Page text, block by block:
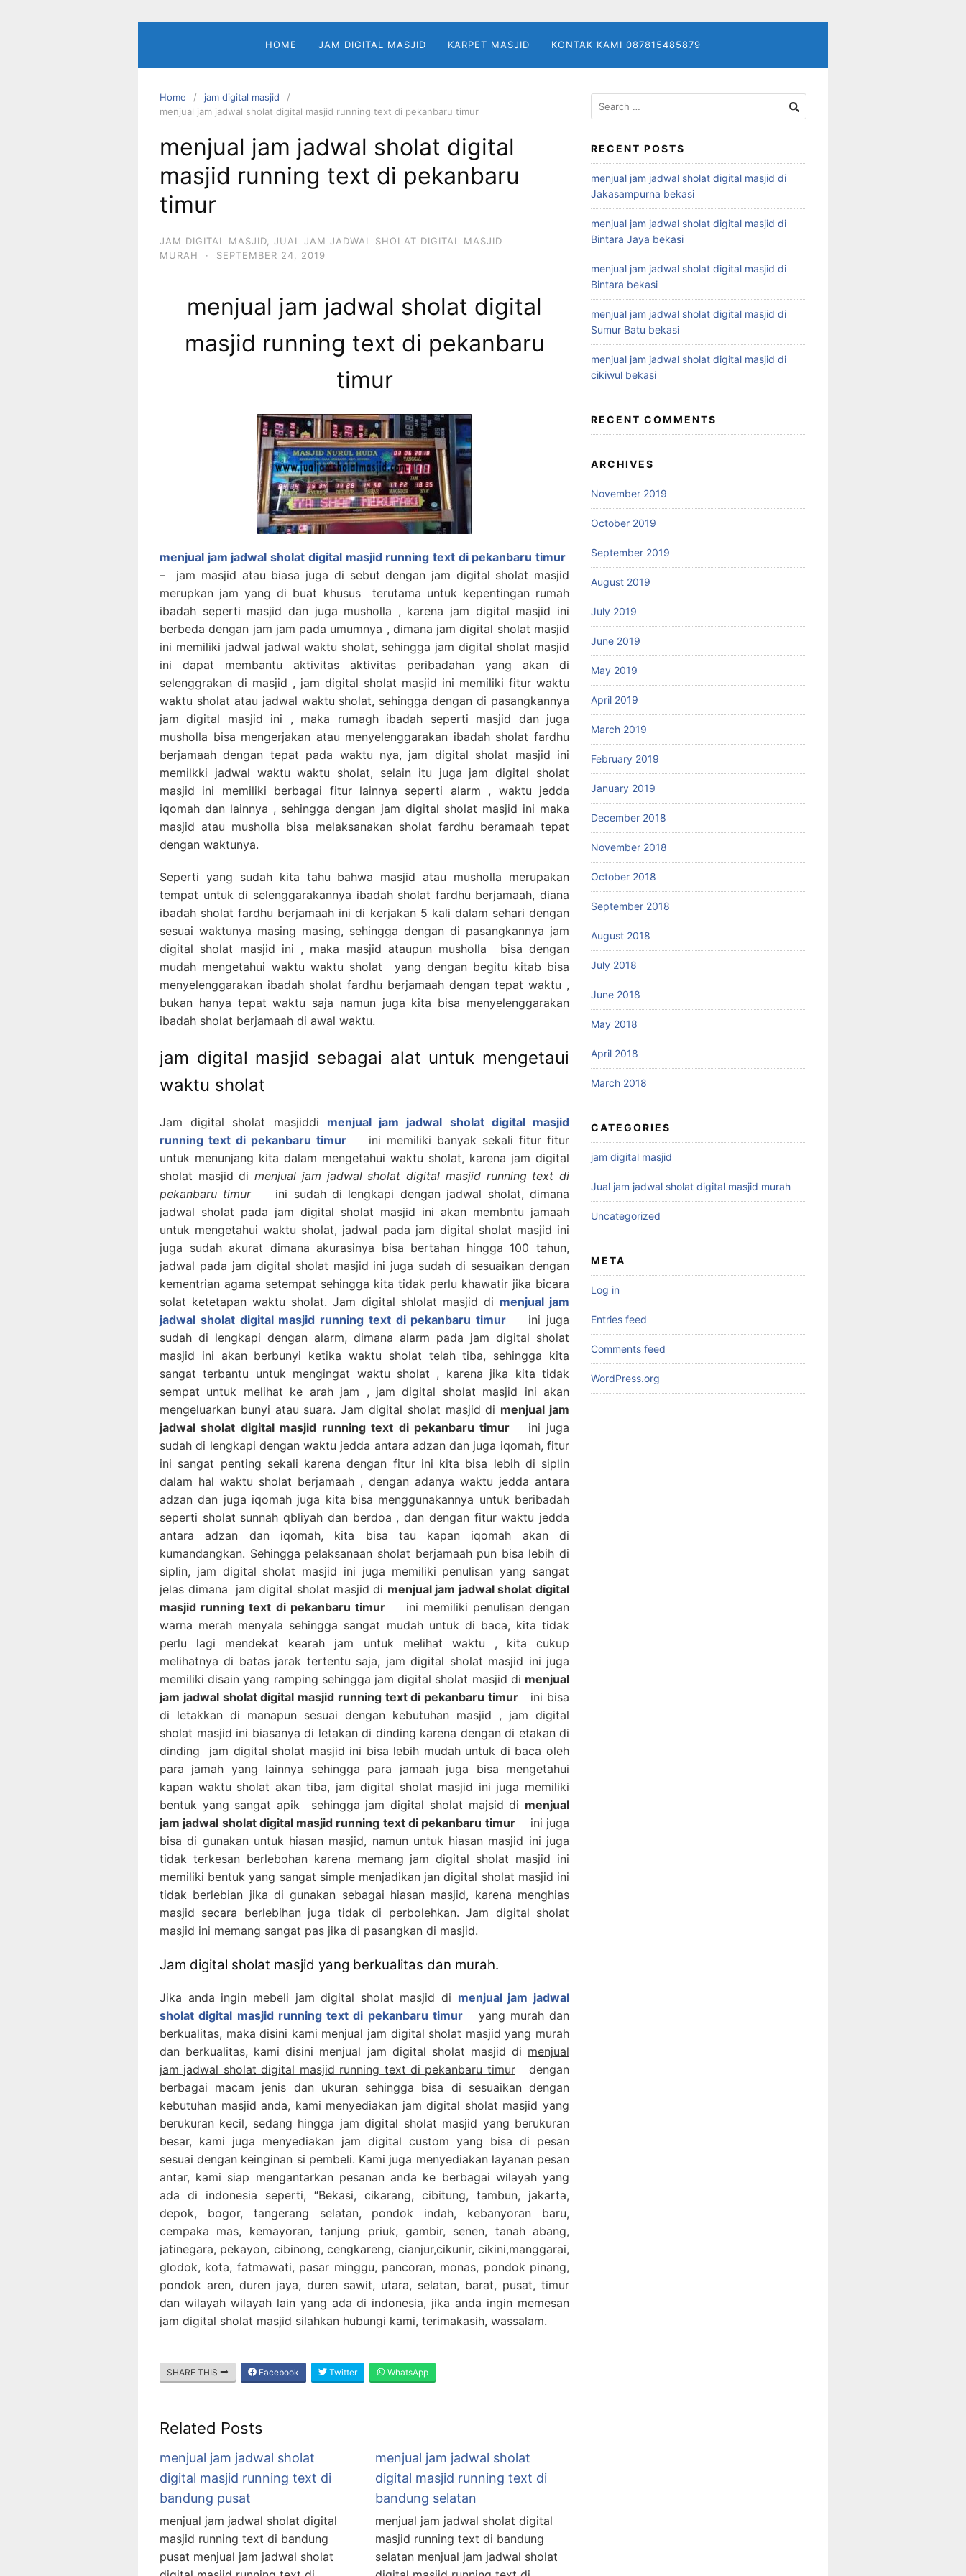
HOME JAM DIGITAL MASJID KARPET MASJID KONTAK KAMI 087815485879
Home
jam digital masjid
menjual jam jadwal sholat digital masjid running text di pekanbaru timur
menjual jam jadwal sholat digital
masjid running text di pekanbaru
timur
JAM DIGITAL MASJID
JUAL JAM JADWAL SHOLAT DIGITAL MASJID
MURAH
· SEPTEMBER 24, 2019
menjual jam jadwal sholat digital
masjid running text di pekanbaru
timur
menjual jam jadwal sholat digital masjid running text di pekanbaru timur
– jam masjid atau biasa juga di sebut dengan jam digital sholat masjid
merupkan jam yang di buat khusus terutama untuk kepentingan rumah
ibadah seperti masjid dan juga musholla , karena jam digital masjid ini
berbeda dengan jam jam pada umumnya , dimana jam digital sholat masjid
ini memiliki jadwal jadwal waktu sholat, sehingga jam digital sholat masjid
ini dapat membantu aktivitas aktivitas peribadahan yang akan di
selenggrakan di masjid , jam digital sholat masjid ini memiliki fitur waktu
waktu sholat atau jadwal waktu sholat, sehingga dengan di pasangkannya
jam digital masjid ini , maka rumagh ibadah seperti masjid dan juga
musholla bisa mengerjakan atau menyelenggarakan ibadah sholat fardhu
berjamaah dengan tepat pada waktu nya, jam digital sholat masjid ini
memilkki jadwal waktu waktu sholat, selain itu juga jam digital sholat
masjid ini memiliki berbagai fitur lainnya seperti alarm , waktu jedda
iqomah dan lainnya , sehingga dengan jam digital sholat masjid ini maka
masjid atau musholla bisa melaksanakan sholat fardhu beramaah tepat
dengan waktunya.
Seperti yang sudah kita tahu bahwa masjid atau musholla merupakan
tempat untuk di selenggarakannya ibadah sholat fardhu berjamaah, diana
ibadah sholat fardhu berjamaah ini di kerjakan 5 kali dalam sehari dengan
sesuai waktunya masing masing, sehingga dengan di pasangkannya jam
digital sholat masjid ini , maka masjid ataupun musholla bisa dengan
mudah mengetahui waktu waktu sholat yang dengan begitu kitab bisa
menyelenggarakan ibadah sholat fardhu berjamaah dengan tepat waktu ,
bukan hanya tepat waktu saja namun juga kita bisa menyelenggarakan
ibadah sholat berjamaah di awal waktu.
jam digital masjid sebagai alat untuk mengetaui
waktu sholat
Jam digital sholat masjiddi menjual jam jadwal sholat digital masjid
running text di pekanbaru timur
ini memiliki banyak sekali fitur fitur
untuk menunjang kita dalam mengetahui waktu sholat, karena jam digital
sholat masjid dimenjual jam jadwal sholat digital masjid running text di
pekanbaru timurini sudah di lengkapi dengan jadwal sholat, dimana
jadwal sholat pada jam digital sholat masjid ini akan membntu jamaah
untuk mengetahui waktu sholat, jadwal pada jam digital sholat masjid ini
juga sudah akurat dimana akurasinya bisa bertahan hingga 100 tahun,
jadwal pada jam digital sholat masjid ini juga sudah di sesuaikan dengan
kementrian agama setempat sehingga kita tidak perlu khawatir jika bicara
solat ketetapan waktu sholat. Jam digital shlolat masjid di menjual jam
jadwal sholat digital masjid running text di pekanbaru timur ini juga
sudah di lengkapi dengan alarm, dimana alarm pada jam digital sholat
masjid ini akan berbunyi ketika waktu sholat telah tiba, sehingga kita
sangat terbantu untuk mengingat waktu sholat , karena jika kita tidak
sempat untuk melihat ke arah jam , jam digital sholat masjid ini akan
mengeluarkan bunyi atau suara. Jam digital sholat masjid di menjual jam
jadwal sholat digital masjid running text di pekanbaru timur ini juga
sudah di lengkapi dengan waktu jedda antara adzan dan juga iqomah, fitur
ini sangat penting sekali karena dengan fitur ini kita bisa lebih di siplin
dalam hal waktu sholat berjamaah , dengan adanya waktu jedda antara
adzan dan juga iqomah juga kita bisa menggunakannya untuk beribadah
seperti sholat sunnah qbliyah dan berdoa , dan dengan fitur waktu jedda
antara adzan dan iqomah, kita bisa tau kapan iqomah akan di
kumandangkan. Sehingga pelaksanaan sholat berjamaah pun bisa lebih di
siplin, jam digital sholat masjid ini juga memiliki penulisan yang sangat
jelas dimana jam digital sholat masjid di menjual jam jadwal sholat digital
masjid running text di pekanbaru timurini memiliki penulisan dengan
warna merah menyala sehingga sangat mudah untuk di baca, kita tidak
perlu lagi mendekat kearah jam untuk melihat waktu , kita cukup
melihatnya di batas jarak tertentu saja, jam digital sholat masjid ini juga
memiliki disain yang ramping sehingga jam digital sholat masjid di menjual
jam jadwal sholat digital masjid running text di pekanbaru timurini bisa
di letakkan di manapun sesuai dengan kebutuhan masjid , jam digital
sholat masjid ini biasanya di letakan di dinding karena dengan di etakan di
dinding jam digital sholat masjid ini bisa lebih mudah untuk di baca oleh
para jamah yang lainnya sehingga para jamaah juga bisa mengetahui
kapan waktu sholat akan tiba, jam digital sholat masjid ini juga memiliki
bentuk yang sangat apik sehingga jam digital sholat majsid di menjual
jam jadwal sholat digital masjid running text di pekanbaru timurini juga
bisa di gunakan untuk hiasan masjid, namun untuk hiasan masjid ini juga
tidak terkesan berlebohan karena memang jam digital sholat masjid ini
memiliki bentuk yang sangat simple menjadikan jan digital sholat masjid ini
tidak berlebian jika di gunakan sebagai hiasan masjid, karena menghias
masjid secara berlebihan juga tidak di perbolehkan. Jam digital sholat
masjid ini memang sangat pas jika di pasangkan di masjid.
Jam digital sholat masjid yang berkualitas dan murah.
Jika anda ingin mebeli jam digital sholat masjid di menjual jam jadwal
sholat digital masjid running text di pekanbaru timuryang murah dan
berkualitas, maka disini kami menjual jam digital sholat masjid yang murah
dan berkualitas, kami disini menjual jam digital sholat masjid di menjual
jam jadwal sholat digital masjid running text di pekanbaru timurdengan
berbagai macam jenis dan ukuran sehingga bisa di sesuaikan dengan
kebutuhan masjid anda, kami menyediakan jam digital sholat masjid yang
berukuran kecil, sedang hingga jam digital sholat masjid yang berukuran
besar, kami juga menyediakan jam digital custom yang bisa di pesan
sesuai dengan keinginan si pembeli. Kami juga menyediakan layanan pesan
antar, kami siap mengantarkan pesanan anda ke berbagai wilayah yang
ada di indonesia seperti, “Bekasi, cikarang, cibitung, tambun, jakarta,
depok, bogor, tangerang selatan, pondok indah, kebanyoran baru,
cempaka mas, kemayoran, tanjung priuk, gambir, senen, tanah abang,
jatinegara, pekayon, cibinong, cengkareng, cianjur,cikunir, cikini,manggarai,
glodok, kota, fatmawati, pasar minggu, pancoran, monas, pondok pinang,
pondok aren, duren jaya, duren sawit, utara, selatan, barat, pusat, timur
dan wilayah wilayah lain yang ada di indonesia, jika anda ingin memesan
jam digital sholat masjid silahkan hubungi kami, terimakasih, wassalam.
SHARE THIS Facebook Twitter WhatsApp
Related Posts
menjual jam jadwal sholat
digital masjid running text di
bandung pusat
menjual jam jadwal sholat digital
masjid running text di bandung
pusat menjual jam jadwal sholat
menjual jam jadwal sholat
digital masjid running text di
bandung selatan
menjual jam jadwal sholat digital
masjid running text di bandung
selatan menjual jam jadwal sholat
Search
for:
RECENT POSTS
menjual jam jadwal sholat digital masjid di
Jakasampurna bekasi
menjual jam jadwal sholat digital masjid di
Bintara Jaya bekasi
menjual jam jadwal sholat digital masjid di
Bintara bekasi
menjual jam jadwal sholat digital masjid di
Sumur Batu bekasi
menjual jam jadwal sholat digital masjid di
cikiwul bekasi
RECENT COMMENTS
ARCHIVES
November 2019
October 2019
September 2019
August 2019
July 2019
June 2019
May 2019
April 2019
March 2019
February 2019
January 2019
December 2018
November 2018
October 2018
September 2018
August 2018
July 2018
June 2018
May 2018
April 2018
March 2018
CATEGORIES
jam digital masjid
Jual jam jadwal sholat digital masjid murah
Uncategorized
META
Log in
Entries feed
Comments feed
WordPress.org